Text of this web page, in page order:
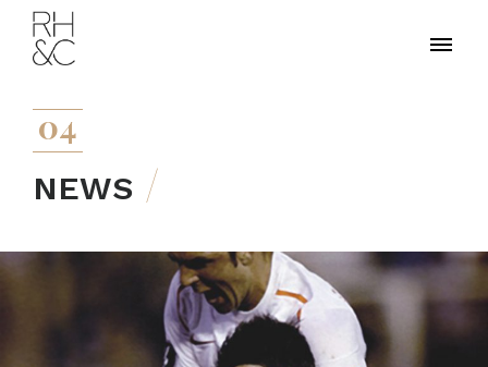
04
NEWS